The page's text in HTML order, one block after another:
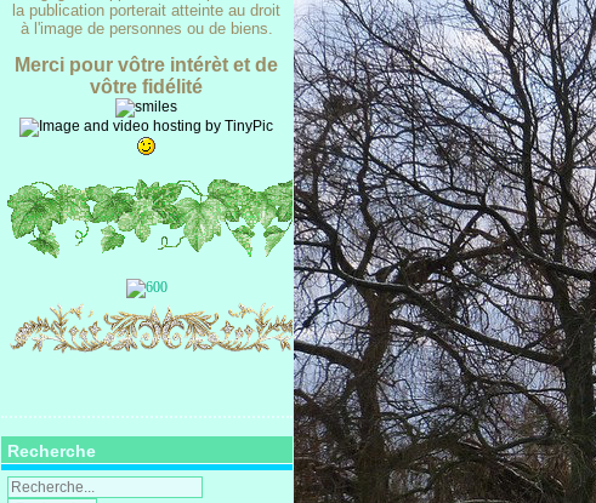
la publication porterait atteinte au droit
à l'image de personnes ou de biens.
Merci pour vôtre intérèt et de
vôtre fidélité
Recherche